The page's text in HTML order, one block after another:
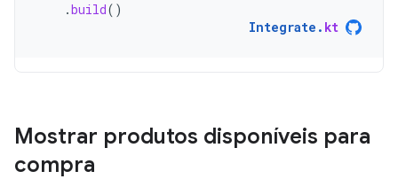
.build()
Integrate . kt
Mostrar produtos disponíveis para
compra